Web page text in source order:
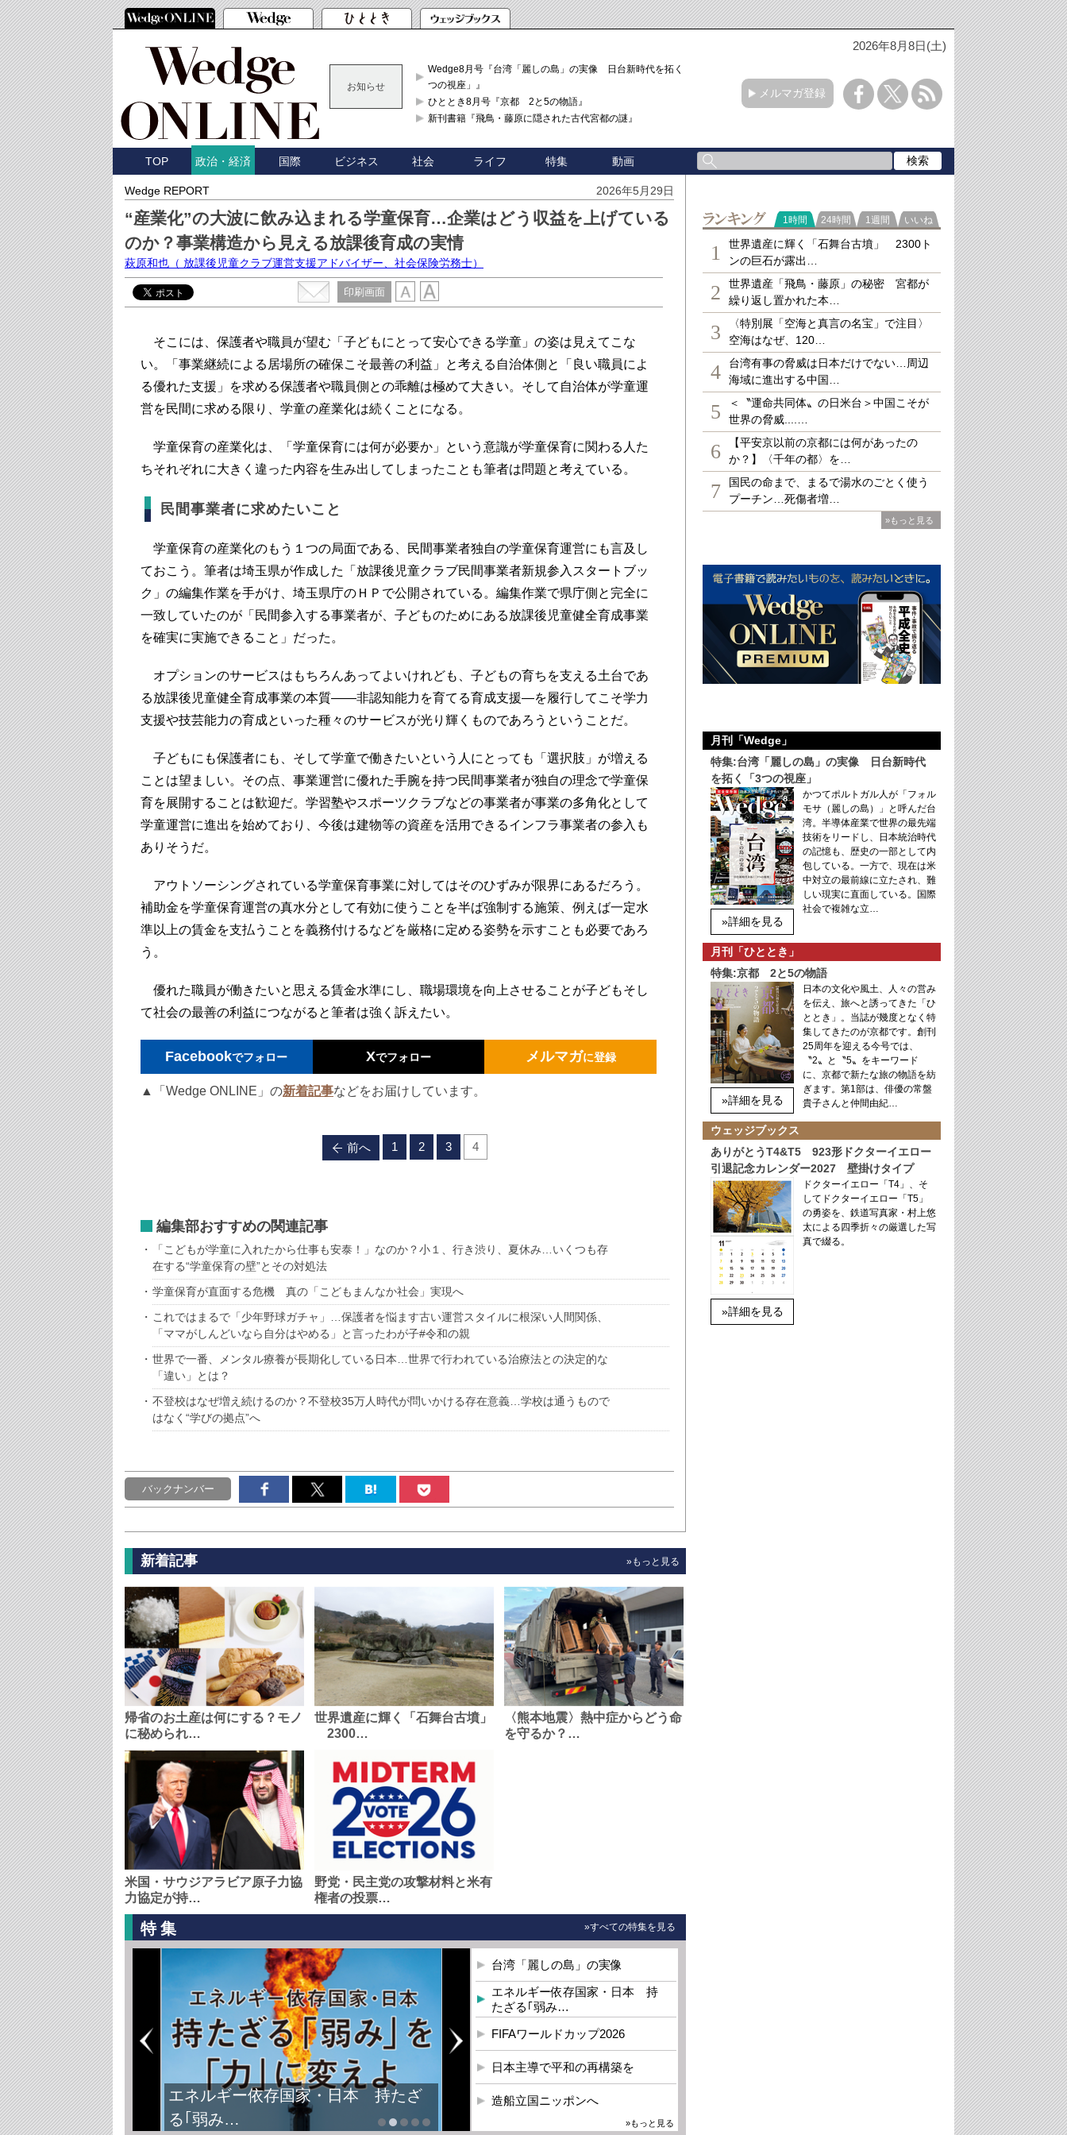
2026年8月8日(土)
お知らせ
Wedge8月号『台湾「麗しの島」の実像 日台新時代を拓く「3
つの視座」』
ひととき8月号『京都 2と5の物語』
新刊書籍『飛鳥・藤原に隠された古代宮都の謎』
メルマガ登録
TOP 政治・経済 国際 ビジネス 社会 ライフ 特集 動画
Wedge REPORT 2026年5月29日
“産業化”の大波に飲み込まれる学童保育…企業はどう収益を上げている
のか？事業構造から見える放課後育成の実情
萩原和也 （ 放課後児童クラブ運営支援アドバイザー、社会保険労務士）
印刷画面
そこには、保護者や職員が望む「子どもにとって安心できる学童」の姿は見えてこな
い。「事業継続による居場所の確保こそ最善の利益」と考える自治体側と「良い職員によ
る優れた支援」を求める保護者や職員側との乖離は極めて大きい。そして自治体が学童運
営を民間に求める限り、学童の産業化は続くことになる。
学童保育の産業化は、「学童保育には何が必要か」という意識が学童保育に関わる人た
ちそれぞれに大きく違った内容を生み出してしまったことも筆者は問題と考えている。
民間事業者に求めたいこと
学童保育の産業化のもう１つの局面である、民間事業者独自の学童保育運営にも言及し
ておこう。筆者は埼玉県が作成した「放課後児童クラブ民間事業者新規参入スタートブッ
ク」の編集作業を手がけ、埼玉県庁のＨＰで公開されている。編集作業で県庁側と完全に
一致していたのが「民間参入する事業者が、子どものためにある放課後児童健全育成事業
を確実に実施できること」だった。
オプションのサービスはもちろんあってよいけれども、子どもの育ちを支える土台であ
る放課後児童健全育成事業の本質――非認知能力を育てる育成支援―を履行してこそ学力
支援や技芸能力の育成といった種々のサービスが光り輝くものであろうということだ。
子どもにも保護者にも、そして学童で働きたいという人にとっても「選択肢」が増える
ことは望ましい。その点、事業運営に優れた手腕を持つ民間事業者が独自の理念で学童保
育を展開することは歓迎だ。学習塾やスポーツクラブなどの事業者が事業の多角化として
学童運営に進出を始めており、今後は建物等の資産を活用できるインフラ事業者の参入も
ありそうだ。
アウトソーシングされている学童保育事業に対してはそのひずみが限界にあるだろう。
補助金を学童保育運営の真水分として有効に使うことを半ば強制する施策、例えば一定水
準以上の賃金を支払うことを義務付けるなどを厳格に定める姿勢を示すことも必要であろ
う。
優れた職員が働きたいと思える賃金水準にし、職場環境を向上させることが子どもそし
て社会の最善の利益につながると筆者は強く訴えたい。
Facebookでフォロー Xでフォロー メルマガに登録
▲「Wedge ONLINE」の新着記事などをお届けしています。
前へ 1 2 3 4
編集部おすすめの関連記事
「こどもが学童に入れたから仕事も安泰！」なのか？小１、行き渋り、夏休み…いくつも存
在する“学童保育の壁”とその対処法
学童保育が直面する危機 真の「こどもまんなか社会」実現へ
これではまるで「少年野球ガチャ」…保護者を悩ます古い運営スタイルに根深い人間関係、
「ママがしんどいなら自分はやめる」と言ったわが子#令和の親
世界で一番、メンタル療養が長期化している日本…世界で行われている治療法との決定的な
「違い」とは？
不登校はなぜ増え続けるのか？不登校35万人時代が問いかける存在意義…学校は通うもので
はなく“学びの拠点”へ
バックナンバー
新着記事 »もっと見る
帰省のお土産は何にする？モノ
に秘められ…
世界遺産に輝く「石舞台古墳」
2300…
〈熊本地震〉熱中症からどう命
を守るか？…
米国・サウジアラビア原子力協
力協定が持…
野党・民主党の攻撃材料と米有
権者の投票…
特集 »すべての特集を見る
エネルギー依存国家・日本 持たざ
る｢弱み…
台湾「麗しの島」の実像
エネルギー依存国家・日本 持
たざる｢弱み…
FIFAワールドカップ2026
日本主導で平和の再構築を
造船立国ニッポンへ
»もっと見る
ランキング
1時間 24時間 1週間 いいね
1
世界遺産に輝く「石舞台古墳」 2300ト
ンの巨石が露出…
2
世界遺産「飛鳥・藤原」の秘密 宮都が
繰り返し置かれた本…
3
〈特別展「空海と真言の名宝」で注目〉
空海はなぜ、120…
4
台湾有事の脅威は日本だけでない…周辺
海域に進出する中国…
5
＜〝運命共同体〟の日米台＞中国こそが
世界の脅威....…
6
【平安京以前の京都には何があったの
か？】〈千年の都〉を…
7
国民の命まで、まるで湯水のごとく使う
プーチン…死傷者増…
»もっと見る
月刊「Wedge」
特集:台湾「麗しの島」の実像 日台新時代
を拓く「3つの視座」
»詳細を見る
かつてポルトガル人が「フォル
モサ（麗しの島）」と呼んだ台
湾。半導体産業で世界の最先端
技術をリードし、日本統治時代
の記憶も、歴史の一部として内
包している。一方で、現在は米
中対立の最前線に立たされ、難
しい現実に直面している。国際
社会で複雑な立…
月刊「ひととき」
特集:京都 2と5の物語
»詳細を見る
日本の文化や風土、人々の営み
を伝え、旅へと誘ってきた「ひ
ととき」。当誌が幾度となく特
集してきたのが京都です。創刊
25周年を迎える今号では、
〝2〟と〝5〟をキーワード
に、京都で新たな旅の物語を紡
ぎます。第1部は、俳優の常盤
貴子さんと仲間由紀…
ウェッジブックス
ありがとうT4&T5 923形ドクターイエロー
引退記念カレンダー2027 壁掛けタイプ
»詳細を見る
ドクターイエロー「T4」、そ
してドクターイエロー「T5」
の勇姿を、鉄道写真家・村上悠
太による四季折々の厳選した写
真で綴る。